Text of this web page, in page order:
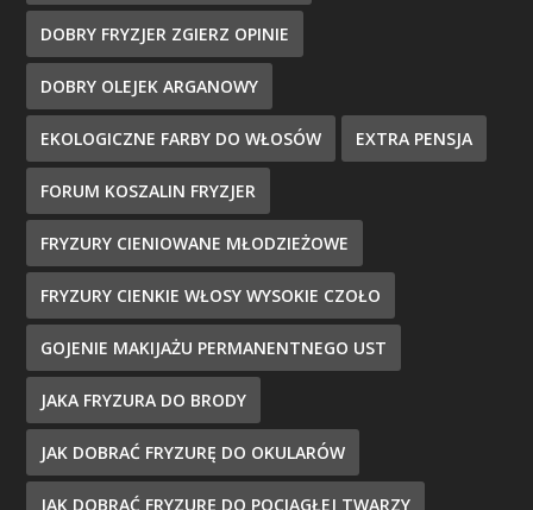
DOBRY FRYZJER ZGIERZ OPINIE
DOBRY OLEJEK ARGANOWY
EKOLOGICZNE FARBY DO WŁOSÓW EXTRA PENSJA
FORUM KOSZALIN FRYZJER
FRYZURY CIENIOWANE MŁODZIEŻOWE
FRYZURY CIENKIE WŁOSY WYSOKIE CZOŁO
GOJENIE MAKIJAŻU PERMANENTNEGO UST
JAKA FRYZURA DO BRODY
JAK DOBRAĆ FRYZURĘ DO OKULARÓW
JAK DOBRAĆ FRYZURĘ DO POCIĄGŁEJ TWARZY